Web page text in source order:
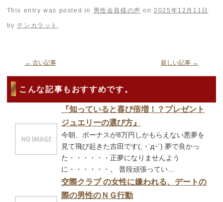
This entry was posted in 男性会員様の声 on2025年12月11日
by テンカラット .
← 古い記事 新しい記事 →
こんな記事もおすすめです。
『知っていると喜び倍増！？プレゼント
ジュエリーの選び方』
今朝、ボーナスが8万円しかもらえない悪夢を
見て飛び起きた吉田です(; ･`д･´) 夢で良かっ
た・・・・・・正夢になりませんよう
に・・・・・・。 普段頑張ってい…
交際クラブ の女性に嫌われる、デートの
際の男性のＮＧ行動